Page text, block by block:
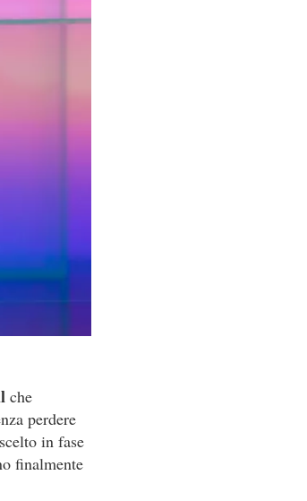
che
perdere
in fase
finalmente